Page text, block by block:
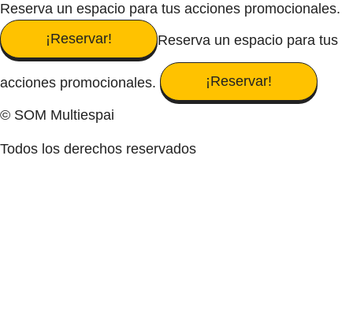
Reserva un espacio para tus acciones promocionales.
¡Reservar!
Reserva un espacio para tus
acciones promocionales. ¡Reservar!
© SOM Multiespai
Todos los derechos reservados